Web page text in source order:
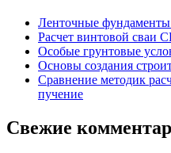
Ленточные
Расчет винтовой сваи
Особые грунтовые
Основы создания
Сравнение методик
пучение
Свежие